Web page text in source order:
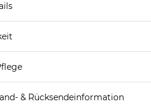
zu diesen Angaben findest du
Polyamid (recycelt)
& Rücksendeinformation